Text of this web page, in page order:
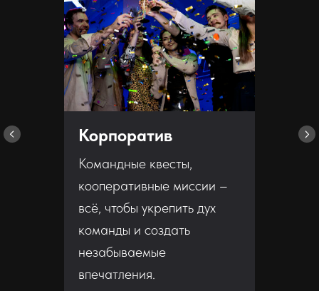
Корпоратив
Командные квесты,
кооперативные миссии –
всё, чтобы укрепить дух
команды и создать
незабываемые
впечатления.